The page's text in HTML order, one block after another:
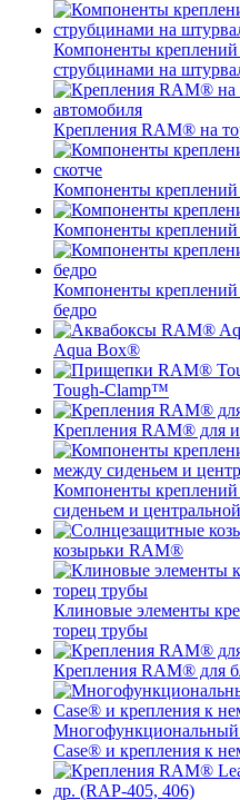
Компоненты
струбцинами на
Крепления RAM® на
Компоненты
Компоненты
Компоненты
бедро
Aqua Box®
Tough-Clamp™
Крепления RAM® для
Компоненты
сиденьем и
козырьки RAM®
Клиновые элементы
торец трубы
Крепления RAM® для
Case® и крепления к